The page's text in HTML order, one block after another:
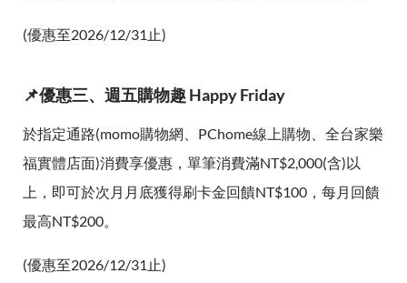
(優惠至2026/12/31止)
📌優惠三、週五購物趣 Happy Friday
於指定通路(momo購物網、PChome線上購物、全台家樂
福實體店面)消費享優惠，單筆消費滿NT$2,000(含)以
上，即可於次月月底獲得刷卡金回饋NT$100，每月回饋
最高NT$200。
(優惠至2026/12/31止)